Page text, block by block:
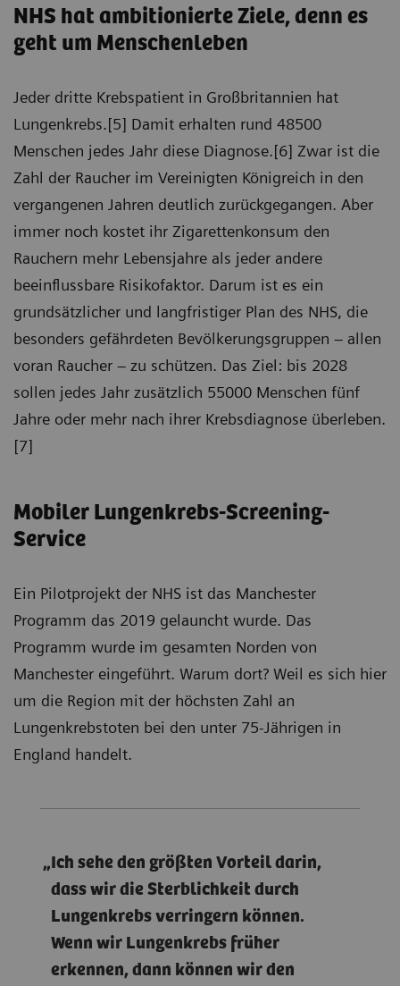
NHS hat ambitionierte Ziele, denn es
geht um Menschenleben
Jeder dritte Krebspatient in Großbritannien hat
Lungenkrebs.[5] Damit erhalten rund 48500
Menschen jedes Jahr diese Diagnose.[6] Zwar ist die
Zahl der Raucher im Vereinigten Königreich in den
vergangenen Jahren deutlich zurückgegangen. Aber
immer noch kostet ihr Zigarettenkonsum den
Rauchern mehr Lebensjahre als jeder andere
beeinflussbare Risikofaktor. Darum ist es ein
grundsätzlicher und langfristiger Plan des NHS, die
besonders gefährdeten Bevölkerungsgruppen – allen
voran Raucher – zu schützen. Das Ziel: bis 2028
sollen jedes Jahr zusätzlich 55000 Menschen fünf
Jahre oder mehr nach ihrer Krebsdiagnose überleben.
[7]
Mobiler Lungenkrebs-Screening-
Service
Ein Pilotprojekt der NHS ist das Manchester
Programm das 2019 gelauncht wurde. Das
Programm wurde im gesamten Norden von
Manchester eingeführt. Warum dort? Weil es sich hier
um die Region mit der höchsten Zahl an
Lungenkrebstoten bei den unter 75-Jährigen in
England handelt.
Ich sehe den größten Vorteil darin,
dass wir die Sterblichkeit durch
Lungenkrebs verringern können.
Wenn wir Lungenkrebs früher
erkennen, dann können wir den